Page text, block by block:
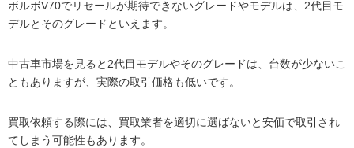
ボルボV70でリセールが期待できないグレードやモデルは、2代目モ
デルとそのグレードといえます。
中古車市場を見ると2代目モデルやそのグレードは、台数が少ないこ
ともありますが、実際の取引価格も低いです。
買取依頼する際には、買取業者を適切に選ばないと安価で取引され
てしまう可能性もあります。